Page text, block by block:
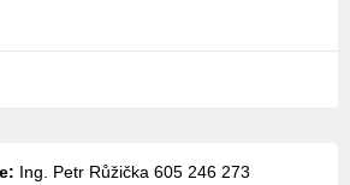
Ing. Petr Růžička 605 246 273